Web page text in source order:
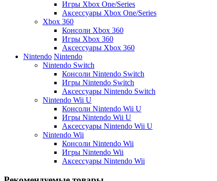
Игры Xbox One/Series
Аксессуары Xbox One/Series
Xbox 360
Консоли Xbox 360
Игры Xbox 360
Аксессуары Xbox 360
Nintendo Nintendo
Nintendo Switch
Консоли Nintendo Switch
Игры Nintendo Switch
Аксессуары Nintendo Switch
Nintendo Wii U
Консоли Nintendo Wii U
Игры Nintendo Wii U
Аксессуары Nintendo Wii U
Nintendo Wii
Консоли Nintendo Wii
Игры Nintendo Wii
Аксессуары Nintendo Wii